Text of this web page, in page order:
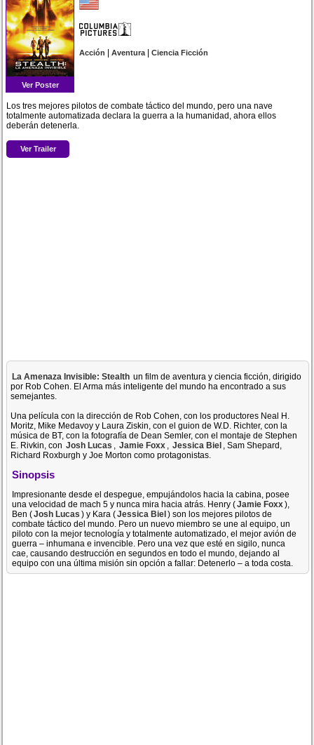
Ver Poster
Acción |Aventura|Ciencia Ficción
Los tres mejores pilotos de combate táctico del mundo, pero una nave
totalmente automatizada declara la guerra a la humanidad, ahora ellos
deberán detenerla.
Ver Trailer
La Amenaza Invisible: Stealth un film de aventura y ciencia ficción, dirigido
por Rob Cohen. El Arma más inteligente del mundo ha encontrado a sus
semejantes.
Una película con la dirección de Rob Cohen, con los productores Neal H.
Moritz, Mike Medavoy y Laura Ziskin, con el guion de W.D. Richter, con la
música de BT, con la fotografía de Dean Semler, con el montaje de Stephen
E. Rivkin, con Josh Lucas , Jamie Foxx , Jessica Biel , Sam Shepard,
Richard Roxburgh y Joe Morton como protagonistas.
Sinopsis
Impresionante desde el despegue, empujándolos hacia la cabina, posee
una velocidad de mach 5 y nunca mira hacia atrás. Henry (Jamie Foxx),
Ben (Josh Lucas ) y Kara (Jessica Biel) son los mejores pilotos de
combate táctico del mundo. Pero un nuevo miembro se une al equipo, un
piloto con la mejor tecnología y totalmente automatizado, el mejor avión de
guerra – inhumana e invencible. Pero una vez que esté en sigilo, nunca
cae, causando destrucción en segundos en todo el mundo, dejando al
equipo con una última misión sin opción a fallar: Detenerlo – a toda costa.